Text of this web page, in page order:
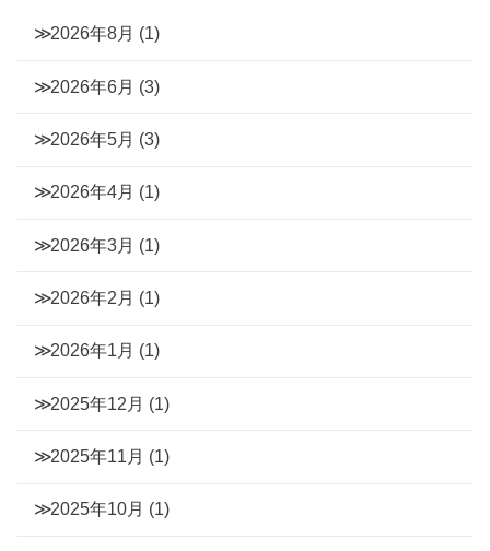
2026年8月 (1)
2026年6月 (3)
2026年5月 (3)
2026年4月 (1)
2026年3月 (1)
2026年2月 (1)
2026年1月 (1)
2025年12月 (1)
2025年11月 (1)
2025年10月 (1)